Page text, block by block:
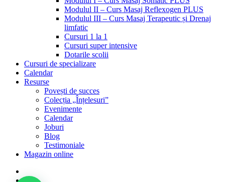
Modulul II – Curs Masaj Reflexogen PLUS
Modulul III – Curs Masaj Terapeutic și Drenaj
limfatic
Cursuri 1 la 1
Cursuri super intensive
Dotarile scolii
Cursuri de specializare
Calendar
Resurse
Povești de succes
Colecția „Înțelesuri”
Evenimente
Calendar
Joburi
Blog
Testimoniale
Magazin online
linkedin